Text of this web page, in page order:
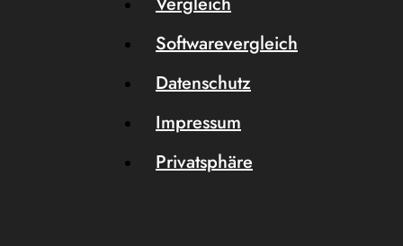
Softwarevergleich
Datenschutz
Impressum
Privatsphäre